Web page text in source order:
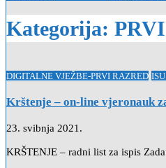
Kategorija:
Posted
DIGITALNE VJEŽBE-PRVI RAZRED
Krštenje – on-line vjeronauk
23. svibnja 2021.
KRŠTENJE – radni list za ispis